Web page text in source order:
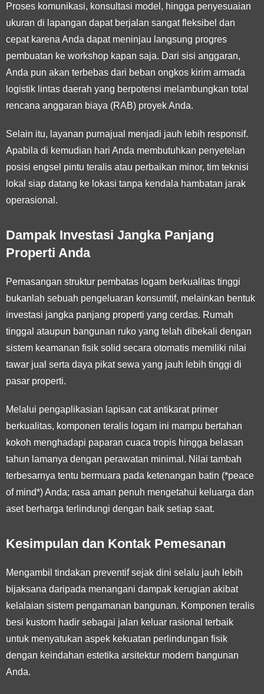
Proses komunikasi, konsultasi model, hingga penyesuaian
ukuran di lapangan dapat berjalan sangat fleksibel dan
cepat karena Anda dapat meninjau langsung progres
pembuatan ke workshop kapan saja. Dari sisi anggaran,
Anda pun akan terbebas dari beban ongkos kirim armada
logistik lintas daerah yang berpotensi melambungkan total
rencana anggaran biaya (RAB) proyek Anda.
Selain itu, layanan purnajual menjadi jauh lebih responsif.
Apabila di kemudian hari Anda membutuhkan penyetelan
posisi engsel pintu teralis atau perbaikan minor, tim teknisi
lokal siap datang ke lokasi tanpa kendala hambatan jarak
operasional.
Dampak Investasi Jangka Panjang
Properti Anda
Pemasangan struktur pembatas logam berkualitas tinggi
bukanlah sebuah pengeluaran konsumtif, melainkan bentuk
investasi jangka panjang properti yang cerdas. Rumah
tinggal ataupun bangunan ruko yang telah dibekali dengan
sistem keamanan fisik solid secara otomatis memiliki nilai
tawar jual serta daya pikat sewa yang jauh lebih tinggi di
pasar properti.
Melalui pengaplikasian lapisan cat antikarat primer
berkualitas, komponen teralis logam ini mampu bertahan
kokoh menghadapi paparan cuaca tropis hingga belasan
tahun lamanya dengan perawatan minimal. Nilai tambah
terbesarnya tentu bermuara pada ketenangan batin (*peace
of mind*) Anda; rasa aman penuh mengetahui keluarga dan
aset berharga terlindungi dengan baik setiap saat.
Kesimpulan dan Kontak Pemesanan
Mengambil tindakan preventif sejak dini selalu jauh lebih
bijaksana daripada menangani dampak kerugian akibat
kelalaian sistem pengamanan bangunan. Komponen teralis
besi kustom hadir sebagai jalan keluar rasional terbaik
untuk menyatukan aspek kekuatan perlindungan fisik
dengan keindahan estetika arsitektur modern bangunan
Anda.